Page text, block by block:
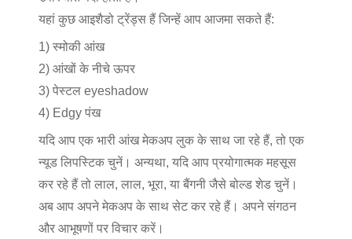
यहां कुछ आइशैडो ट्रेंड्स हैं जिन्हें आप आजमा सकते हैं:
1) स्मोकी आंख
2) आंखों के नीचे ऊपर
3) पेस्टल eyeshadow
4) Edgy पंख
यदि आप एक भारी आंख मेकअप लुक के साथ जा रहे हैं, तो एक
न्यूड लिपस्टिक चुनें। अन्यथा, यदि आप प्रयोगात्मक महसूस
कर रहे हैं तो लाल, लाल, भूरा, या बैंगनी जैसे बोल्ड शेड चुनें।
अब आप अपने मेकअप के साथ सेट कर रहे हैं। अपने संगठन
और आभूषणों पर विचार करें।